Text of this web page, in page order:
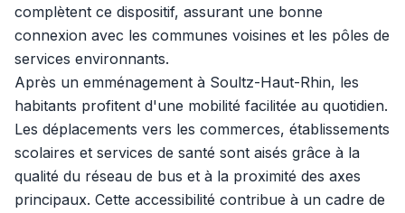
complètent ce dispositif, assurant une bonne
connexion avec les communes voisines et les pôles de
services environnants.
Après un emménagement à Soultz-Haut-Rhin, les
habitants profitent d'une mobilité facilitée au quotidien.
Les déplacements vers les commerces, établissements
scolaires et services de santé sont aisés grâce à la
qualité du réseau de bus et à la proximité des axes
principaux. Cette accessibilité contribue à un cadre de